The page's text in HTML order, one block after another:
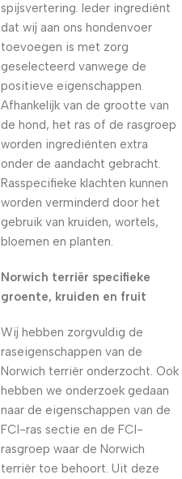
spijsvertering. Ieder ingrediënt
dat wij aan ons hondenvoer
toevoegen is met zorg
geselecteerd vanwege de
positieve eigenschappen.
Afhankelijk van de grootte van
de hond, het ras of de rasgroep
worden ingrediënten extra
onder de aandacht gebracht.
Rasspecifieke klachten kunnen
worden verminderd door het
gebruik van kruiden, wortels,
bloemen en planten.
Norwich terriër specifieke
groente, kruiden en fruit
Wij hebben zorgvuldig de
raseigenschappen van de
Norwich terriër onderzocht. Ook
hebben we onderzoek gedaan
naar de eigenschappen van de
FCI-ras sectie en de FCI-
rasgroep waar de Norwich
terriër toe behoort. Uit deze